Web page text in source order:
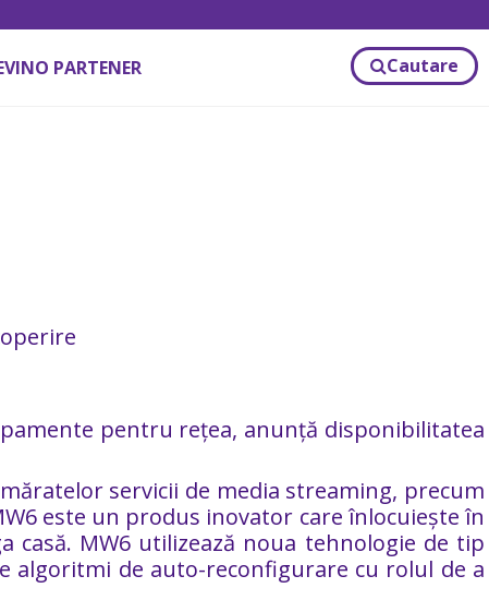
PARTENER Cautare
pentru rețea, anunță disponibilitatea
servicii de media streaming, precum
este un produs inovator care înlocuiește în
MW6 utilizează noua tehnologie de tip
algoritmi de auto-reconfigurare cu rolul de a